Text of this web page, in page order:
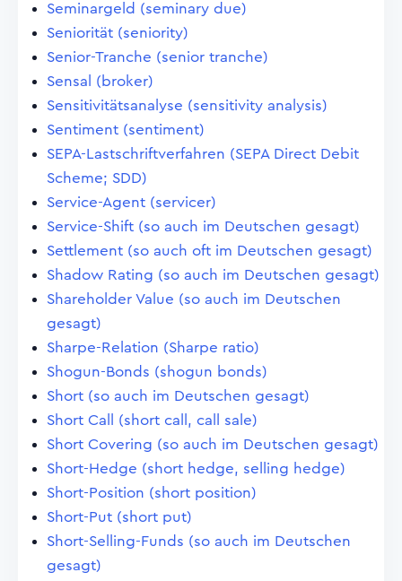
Seminargeld (seminary due)
Seniorität (seniority)
Senior-Tranche (senior tranche)
Sensal (broker)
Sensitivitätsanalyse (sensitivity analysis)
Sentiment (sentiment)
SEPA-Lastschriftverfahren (SEPA Direct Debit
Scheme; SDD)
Service-Agent (servicer)
Service-Shift (so auch im Deutschen gesagt)
Settlement (so auch oft im Deutschen gesagt)
Shadow Rating (so auch im Deutschen gesagt)
Shareholder Value (so auch im Deutschen
gesagt)
Sharpe-Relation (Sharpe ratio)
Shogun-Bonds (shogun bonds)
Short (so auch im Deutschen gesagt)
Short Call (short call, call sale)
Short Covering (so auch im Deutschen gesagt)
Short-Hedge (short hedge, selling hedge)
Short-Position (short position)
Short-Put (short put)
Short-Selling-Funds (so auch im Deutschen
gesagt)